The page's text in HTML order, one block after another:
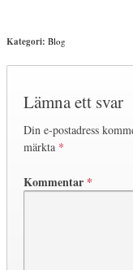
Kategori: Blog
Lämna ett svar
Din e-postadress
märkta *
Kommentar *